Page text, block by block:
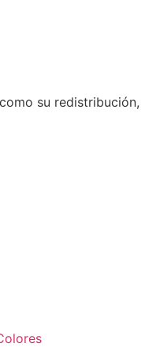
su redistribución,